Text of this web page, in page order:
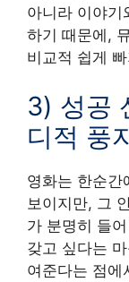
아니라 이야기
하기 때문에,
비교적 쉽게
3) 성공
디적 풍
영화는 한순간
보이지만, 그
가 분명히 들
갖고 싶다는
여준다는 점에